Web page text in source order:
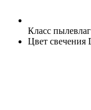
Класс
Цвет свечения